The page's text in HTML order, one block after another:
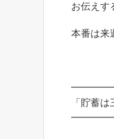
お伝えす
本番は来
「貯蓄